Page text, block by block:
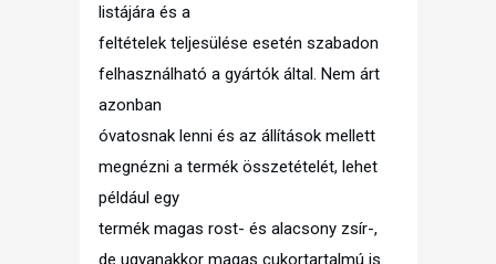
listájára és a
feltételek teljesülése esetén szabadon
felhasználható a gyártók által. Nem árt
azonban
óvatosnak lenni és az állítások mellett
megnézni a termék összetételét, lehet
például egy
termék magas rost- és alacsony zsír-,
de ugyanakkor magas cukortartalmú is.